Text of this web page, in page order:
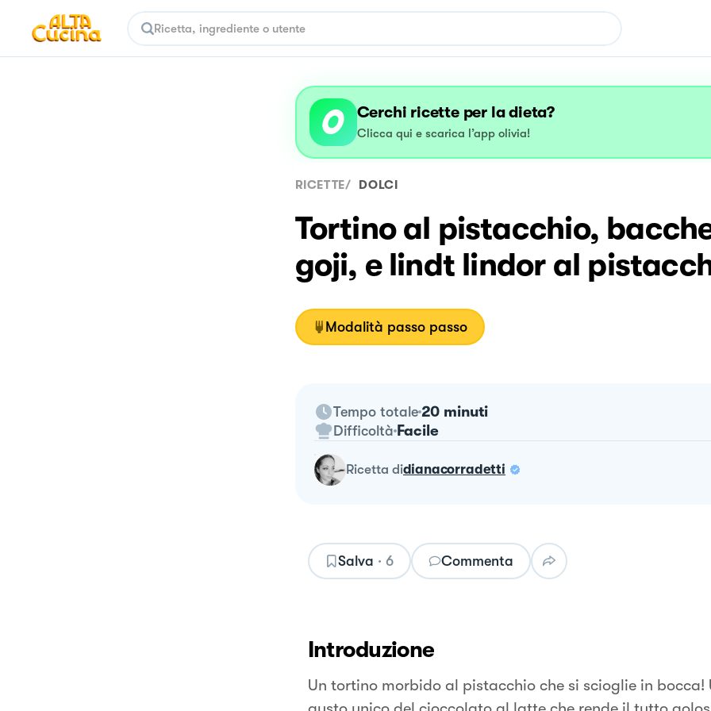
Cerchi ricette per la dieta?
Clicca qui e scarica l’app olivia!
RICETTE/ DOLCI
Tortino al pistacchio,
goji, e lindt lindor al
Modalità passo passo
Tempo totale 20 minuti
Difficoltà Facile
ricetta didianacorradetti
Salva · 6 Commenta
Introduzione
Un tortino morbido al pistacchio che si scioglie in bocca!